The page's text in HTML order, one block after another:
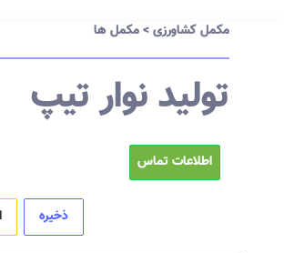
مکمل کشاورزی>مکمل ها
تولید نوار تیپ
اطلاعات تماس
ذخیره